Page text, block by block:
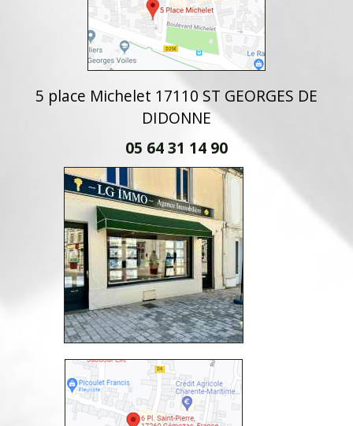
5 place Michelet 17110 ST GEORGES DE
DIDONNE
05 64 31 14 90